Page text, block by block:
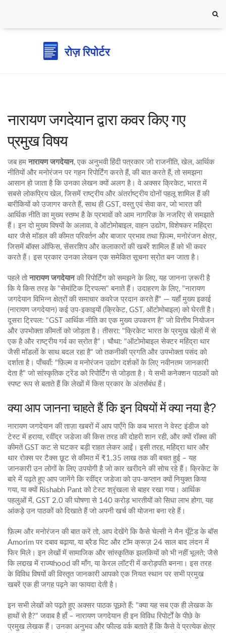
नारायण जगदेयान द्वारा कवर किए गए
प्रमुख विषय
जब हम नारायण जगदेयान, एक अनुभवी हिंदी पत्रकार जो राजनीति, खेल, आर्थिक
नीतियों और मनोरंजन पर गहन रिपोर्टिंग करते हैं, की बात करते हैं, तो समझना
आसान हो जाता है कि उनका लेखन क्यों अलग है। वे अक्सर क्रिकेट, भारत में
सबसे लोकप्रिय खेल, जिसमें राष्ट्रीय और अंतर्राष्ट्रीय दोनों पहलू शामिल हैंकी
बारीकियों को उजागर करते हैं, साथ ही GST , वस्तु एवं सेवा कर, जो भारत की
आर्थिक नीति का मुख्य स्तम्भ हैके प्रभावों को आम नागरिक के नजरिए से समझाते
हैं। इन दो मुख्य विषयों के अलावा, वे ऑटोमोबाइल, वाहन उद्योग, विशेषकर महिंद्रा
थार जैसे मॉडल की कीमत परिवर्तन और बाजार प्रभावतथा फ़िल्म, मनोरंजन क्षेत्र,
जिसमें बॉक्स ऑफिस, सेंसरशिप और कलाकारों की खबरें शामिल हैंको भी कवर
करते हैं। इस प्रकार उनका लेखन एक समेकित सूचना स्रोत बन जाता है।
पहले तो नारायण जगदेयानकी रिपोर्टिंग को समझने के लिए, यह जानना ज़रूरी है
कि ये किस तरह के "सेमांटिक ट्रिपल्स" बनाते हैं। उदाहरण के लिए, "नारायण
जगदेयान विभिन्न क्षेत्रों की समाचार कवरेज प्रदान करते हैं" — यहाँ मुख्य इकाई
(नारायण जगदेयान) कई उप‑इकाइयों (क्रिकेट, GST, ऑटोमोबाइल) को घेरती है।
दूसरा ट्रिपल: "GST आर्थिक नीति का एक मुख्य उपकरण है" जो वित्तीय नियोजन
और उपभोक्ता कीमतों को जोड़ता है। तीसरा: "क्रिकेट भारत के प्रमुख खेलों में से
एक है और राष्ट्रीय गर्व का स्रोत है"। चौथा: "ऑटोमोबाइल सेक्टर महिंद्रा थार
जैसी मॉडलों के साथ बदल रहा है" जो तकनीकी प्रगति और उपभोक्ता पसंद को
दर्शाता है। पाँचवाँ: "फ़िल्म व मनोरंजन उद्योग दर्शकों के लिए नवीनतम जानकारी
देता है" जो सांस्कृतिक ट्रेंड को रिपोर्टिंग से जोड़ता है। ये सभी कनेक्शन पाठकों को
स्पष्ट रूप से बताते हैं कि लेखों में किस प्रकार के अंतर्संबंध हैं।
क्या आप जानना चाहते हैं कि इन विषयों में क्या नया है?
नारायण जगदेयान की ताज़ा खबरों में आप पाएँगे कि कब भारत ने वेस्ट इंडीज को
टेस्ट में हराया, रवींद्र जडेजा की किस तरह की दोहरी शान रही, और क्यों रॉक्स की
कीमतें GST कट से घटकर बड़ी राहत लेकर आईं। इसी तरह, महिंद्रा थार और
थार रोक्स पर टैक्‍स छूट से कीमत में ₹1.35 लाख तक की बचत हुई – यह
जानकारी उन लोगों के लिए उपयोगी है जो कार खरीदने की सोच रहे हैं। क्रिकेट के
बारे में पढ़ते हुए आप जानेंगे कि रवींद्र जडेजा को उप‑कप्तान क्यों नियुक्त किया
गया, या क्यों Rishabh Pant को टेस्ट श्रृंखला से बाहर रखा गया। आर्थिक
पहलुओं में, GST 2.0 की घोषणा से 140 करोड़ भारतीयों को सिधा लाभ होगा, यह
आंकड़े उन पाठकों को दिखाते हैं जो अपनी खर्च की योजना बना रहे हैं।
फ़िल्म और मनोरंजन की बात करें तो, आप देखेंगे कि कैसे चेल्सी ने मैन यूँटेड के बॉस
Amorim पर दबाव बढ़ाया, या ब्रैड पिट और टॉम क्रूज़ 24 साल बाद लंदन में
फिर मिले। इन लेखों में सामाजिक और सांस्कृतिक झलकियों को भी नहीं भूलते; जैसे
कि लद्दाख में राज्यhood की माँग, या केरल लॉटरी में करोड़पति बनना। इस तरह
के विविध विषयों की विस्तृत जानकारी आपको एक नियत स्थान पर सभी प्रमुख
खबरें एक ही जगह पढ़ने का फायदा देती है।
इन सभी लेखों को पढ़ते हुए अक्सर पाठक पूछते हैं: "क्या यह सब एक ही लेखक के
हाथों से है?" जवाब है हाँ – नारायण जगदेयान ही इन विविध रिपोर्टों के पीछे के
प्रमुख लेखक हैं। उनका अनुभव और फील्ड वर्क बताते हैं कि कैसे वे प्रत्येक क्षेत्र